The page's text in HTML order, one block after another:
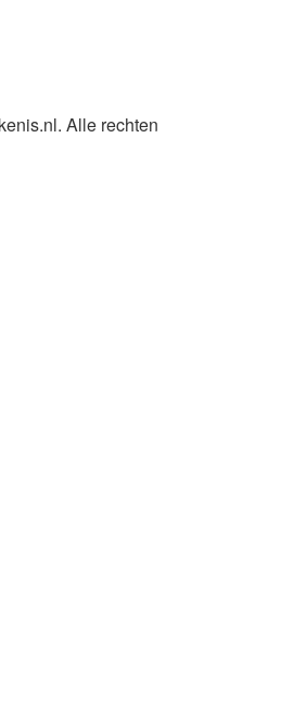
Alle rechten